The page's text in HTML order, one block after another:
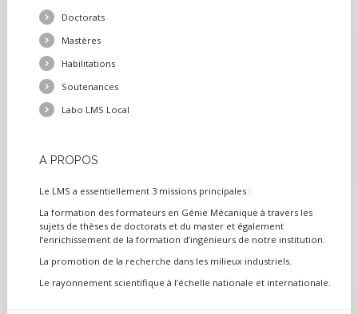
Doctorats
Mastères
Habilitations
Soutenances
Labo LMS Local
A PROPOS
Le LMS a essentiellement 3 missions principales :
La formation des formateurs en Génie Mécanique à travers les
sujets de thèses de doctorats et du master et également
l’enrichissement de la formation d’ingénieurs de notre institution.
La promotion de la recherche dans les milieux industriels.
Le rayonnement scientifique à l’échelle nationale et internationale.